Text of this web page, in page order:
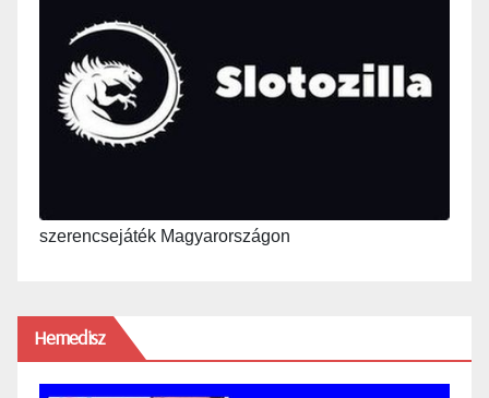
szerencsejáték Magyarországon
Hemedisz